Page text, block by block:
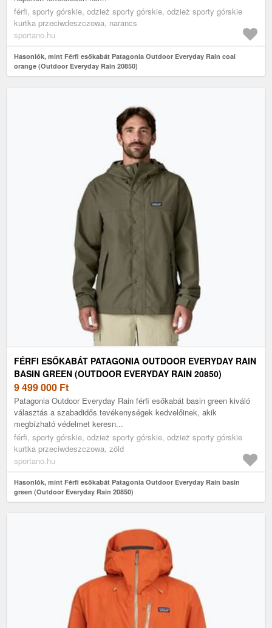
férfi, sporty górskie, odzież sporty górskie, odzież sporty górskie
kurtka przeciwdeszczowa, narancs
sportano.hu
Hasonlók, mint Férfi esőkabát Patagonia Outdoor Everyday Rain coal
orange (Outdoor Everyday Rain 20850)
FÉRFI ESŐKABÁT PATAGONIA OUTDOOR EVERYDAY RAIN
BASIN GREEN (OUTDOOR EVERYDAY RAIN 20850)
9 499 000 Ft
Patagonia Outdoor Everyday Rain férfi esőkabát basin green kiváló
választás a szabadidős tevékenységek kedvelőinek, akik
megbízható védelmet keresn...
férfi, sporty górskie, odzież sporty górskie, odzież sporty górskie
kurtka przeciwdeszczowa, zöld
sportano.hu
Hasonlók, mint Férfi esőkabát Patagonia Outdoor Everyday Rain basin
green (Outdoor Everyday Rain 20850)